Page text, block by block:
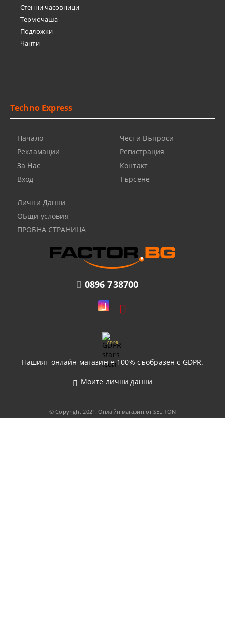
Стенни часовници
Термочашa
Подложки
Чанти
0896 738700
Techno Express
Начало
Рекламации
За Нас
Вход
Чести Въпроси
Регистрация
Контакт
Търсене
Лични Данни
ОБщи условия
ПРОБНА СТРАНИЦА
GDPR
Нашият онлайн магазин е 100% съобразен с GDPR.
Моите лични данни
© Copyright 2021. Онлайн магазин от SELITON